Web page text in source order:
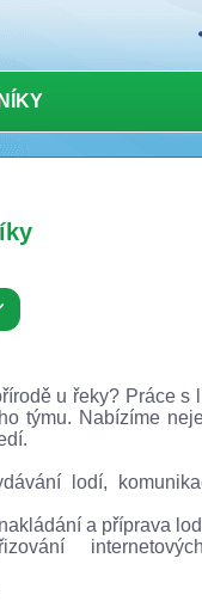
u řeky? Práce s
týmu. Nabízíme
lodí,
a příprava